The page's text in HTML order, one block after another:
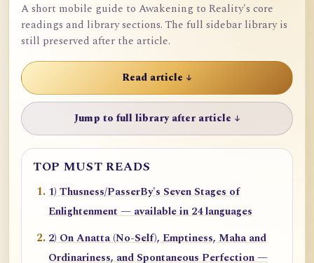
A short mobile guide to Awakening to Reality's core
readings and library sections. The full sidebar library is
still preserved after the article.
Read article ↓
Jump to full library after article ↓
TOP MUST READS
1) Thusness/PasserBy's Seven Stages of
Enlightenment — available in 24 languages
2) On Anatta (No-Self), Emptiness, Maha and
Ordinariness, and Spontaneous Perfection —